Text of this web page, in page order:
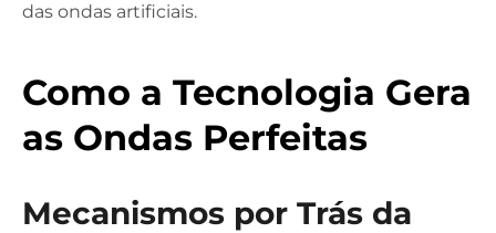
das ondas artificiais.
Como a Tecnologia Gera
as Ondas Perfeitas
Mecanismos por Trás da